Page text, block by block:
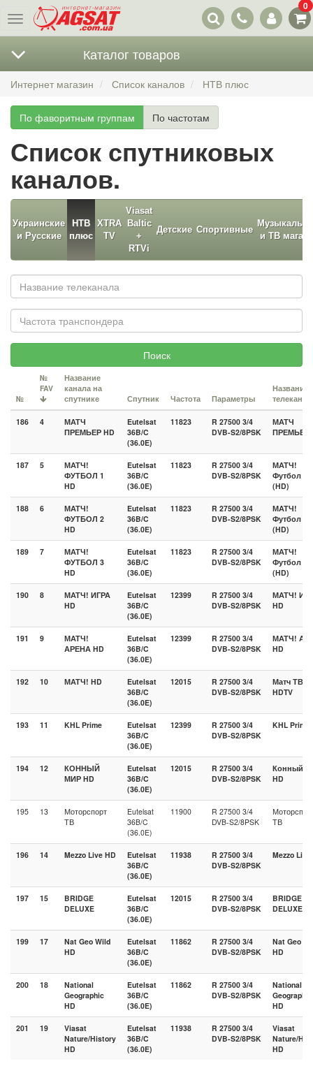
Меню
Наши
контакты
0
Каталог товаров
Интернет магазин Список каналов НТВ плюс
По фаворитным группам По частотам
Список спутниковых
каналов.
Украинские
и Русские
НТВ
плюс
XTRA
TV
Viasat
Baltic
+
RTVi
Детские Спортивные
и ТВ
Поиск
№
№
FAV
Название
канала на
спутнике
Спутник Частота Параметры
Название
186 4
МАТЧ
ПРЕМЬЕР HD
Eutelsat
36B/C
(36.0E)
11823
R 27500 3/4
DVB-S2/8PSK
МАТЧ
ПРЕМЬЕР
187 5
МАТЧ!
ФУТБОЛ 1
HD
Eutelsat
36B/C
(36.0E)
11823
R 27500 3/4
DVB-S2/8PSK
МАТЧ!
Футбол 1
(HD)
188 6
МАТЧ!
ФУТБОЛ 2
HD
Eutelsat
36B/C
(36.0E)
11823
R 27500 3/4
DVB-S2/8PSK
МАТЧ!
Футбол 2
(HD)
189 7
МАТЧ!
ФУТБОЛ 3
HD
Eutelsat
36B/C
(36.0E)
11823
R 27500 3/4
DVB-S2/8PSK
МАТЧ!
Футбол 3
(HD)
190 8
МАТЧ! ИГРА
HD
Eutelsat
36B/C
(36.0E)
12399
R 27500 3/4
DVB-S2/8PSK
МАТЧ!
HD
191 9
МАТЧ!
АРЕНА HD
Eutelsat
36B/C
(36.0E)
12399
R 27500 3/4
DVB-S2/8PSK
МАТЧ!
HD
192 10 МАТЧ! HD
Eutelsat
36B/C
(36.0E)
12015
R 27500 3/4
DVB-S2/8PSK
Матч ТВ
HDTV
193 11 KHL Prime
Eutelsat
36B/C
(36.0E)
12399
R 27500 3/4
DVB-S2/8PSK
KHL Prime
194 12
КОННЫЙ
МИР HD
Eutelsat
36B/C
(36.0E)
12015
R 27500 3/4
DVB-S2/8PSK
Конный
HD
195 13
Моторспорт
ТВ
Eutelsat
36B/C
(36.0E)
11900
R 27500 3/4
DVB-S2/8PSK
ТВ
196 14 Mezzo Live HD
Eutelsat
36B/C
(36.0E)
11938
R 27500 3/4
DVB-S2/8PSK
Mezzo Live
197 15
BRIDGE
DELUXE
Eutelsat
36B/C
(36.0E)
12015
R 27500 3/4
DVB-S2/8PSK
BRIDGE
DELUXE
199 17
Nat Geo Wild
HD
Eutelsat
36B/C
(36.0E)
11862
R 27500 3/4
DVB-S2/8PSK
Nat Geo
HD
200 18
National
Geographic
HD
Eutelsat
36B/C
(36.0E)
11862
R 27500 3/4
DVB-S2/8PSK
National
Geographic
HD
201 19
Viasat
Nature/History
HD
Eutelsat
36B/C
(36.0E)
11938
R 27500 3/4
DVB-S2/8PSK
Viasat
Nature/
HD